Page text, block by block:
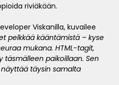
riviäkään.
Viskanilla, kuvailee
pelkkää kääntämistä – kyse
mukana. HTML-tagit,
täsmälleen paikoillaan. Sen
täysin samalta